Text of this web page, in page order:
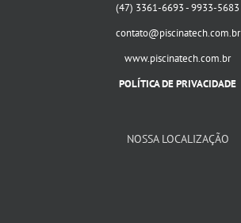
(47) 3361-6693 - 9933-5683
contato@piscinatech.com.br
www.piscinatech.com.br
POLÍTICA DE PRIVACIDADE
NOSSA LOCALIZAÇÃO